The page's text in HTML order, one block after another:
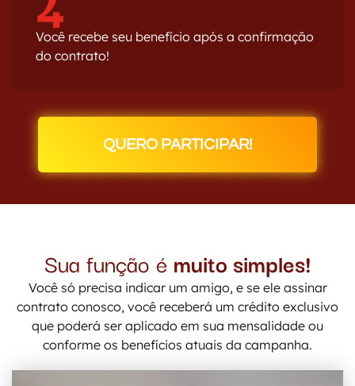
Você recebe seu benefício após a confirmação
do contrato!
QUERO PARTICIPAR!
Sua função é muito simples!
Você só precisa indicar um amigo, e se ele assinar
contrato conosco, você receberá um crédito exclusivo
que poderá ser aplicado em sua mensalidade ou
conforme os benefícios atuais da campanha.